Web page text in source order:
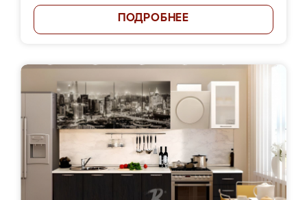
ПОДРОБНЕЕ